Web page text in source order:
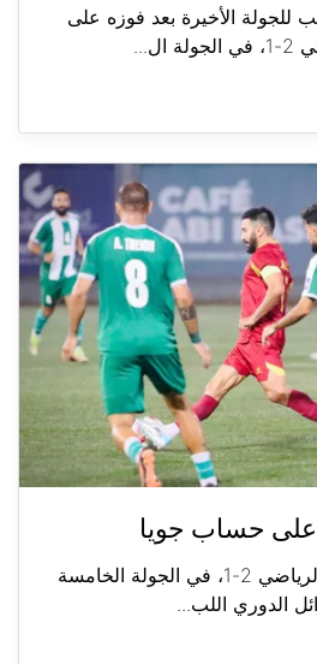
للجولة الأخيرة بعد فوزه على
على حساب جويا
فوز الأنصار على جويا الرياضي 2-1، في الجولة الخامسة
الدوري اللب...